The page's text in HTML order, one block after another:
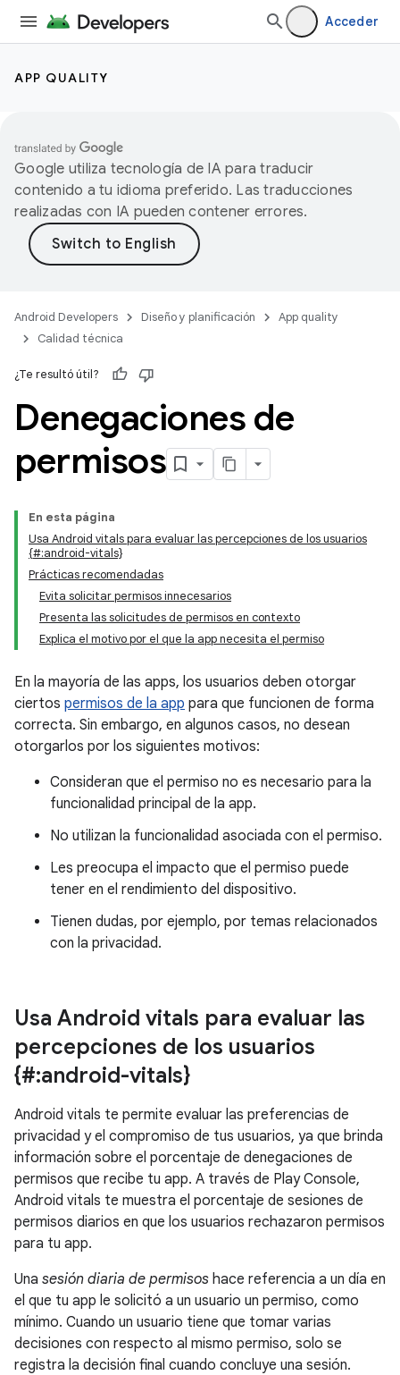
Acceder
APP QUALITY
Google utiliza tecnología de IA para traducir
contenido a tu idioma preferido. Las traducciones
realizadas con IA pueden contener errores.
Android Developers Diseño y planificación
App quality
Calidad técnica
¿Te resultó útil?
Denegaciones de
permisos
En esta página
Usa Android vitals para evaluar las percepciones de los usuarios
{#:android-vitals}
Prácticas recomendadas
Evita solicitar permisos innecesarios
Presenta las solicitudes de permisos en contexto
Explica el motivo por el que la app necesita el permiso
En la mayoría de las apps, los usuarios deben otorgar
ciertos permisos de la app para que funcionen de forma
correcta. Sin embargo, en algunos casos, no desean
otorgarlos por los siguientes motivos:
Consideran que el permiso no es necesario para la
funcionalidad principal de la app.
No utilizan la funcionalidad asociada con el permiso.
Les preocupa el impacto que el permiso puede
tener en el rendimiento del dispositivo.
Tienen dudas, por ejemplo, por temas relacionados
con la privacidad.
Usa Android vitals para evaluar las
percepciones de los usuarios
{#:android-vitals}
Android vitals te permite evaluar las preferencias de
privacidad y el compromiso de tus usuarios, ya que brinda
información sobre el porcentaje de denegaciones de
permisos que recibe tu app. A través de Play Console,
Android vitals te muestra el porcentaje de sesiones de
permisos diarios en que los usuarios rechazaron permisos
para tu app.
Una sesión diaria de permisos hace referencia a un día en
el que tu app le solicitó a un usuario un permiso, como
mínimo. Cuando un usuario tiene que tomar varias
decisiones con respecto al mismo permiso, solo se
registra la decisión final cuando concluye una sesión.